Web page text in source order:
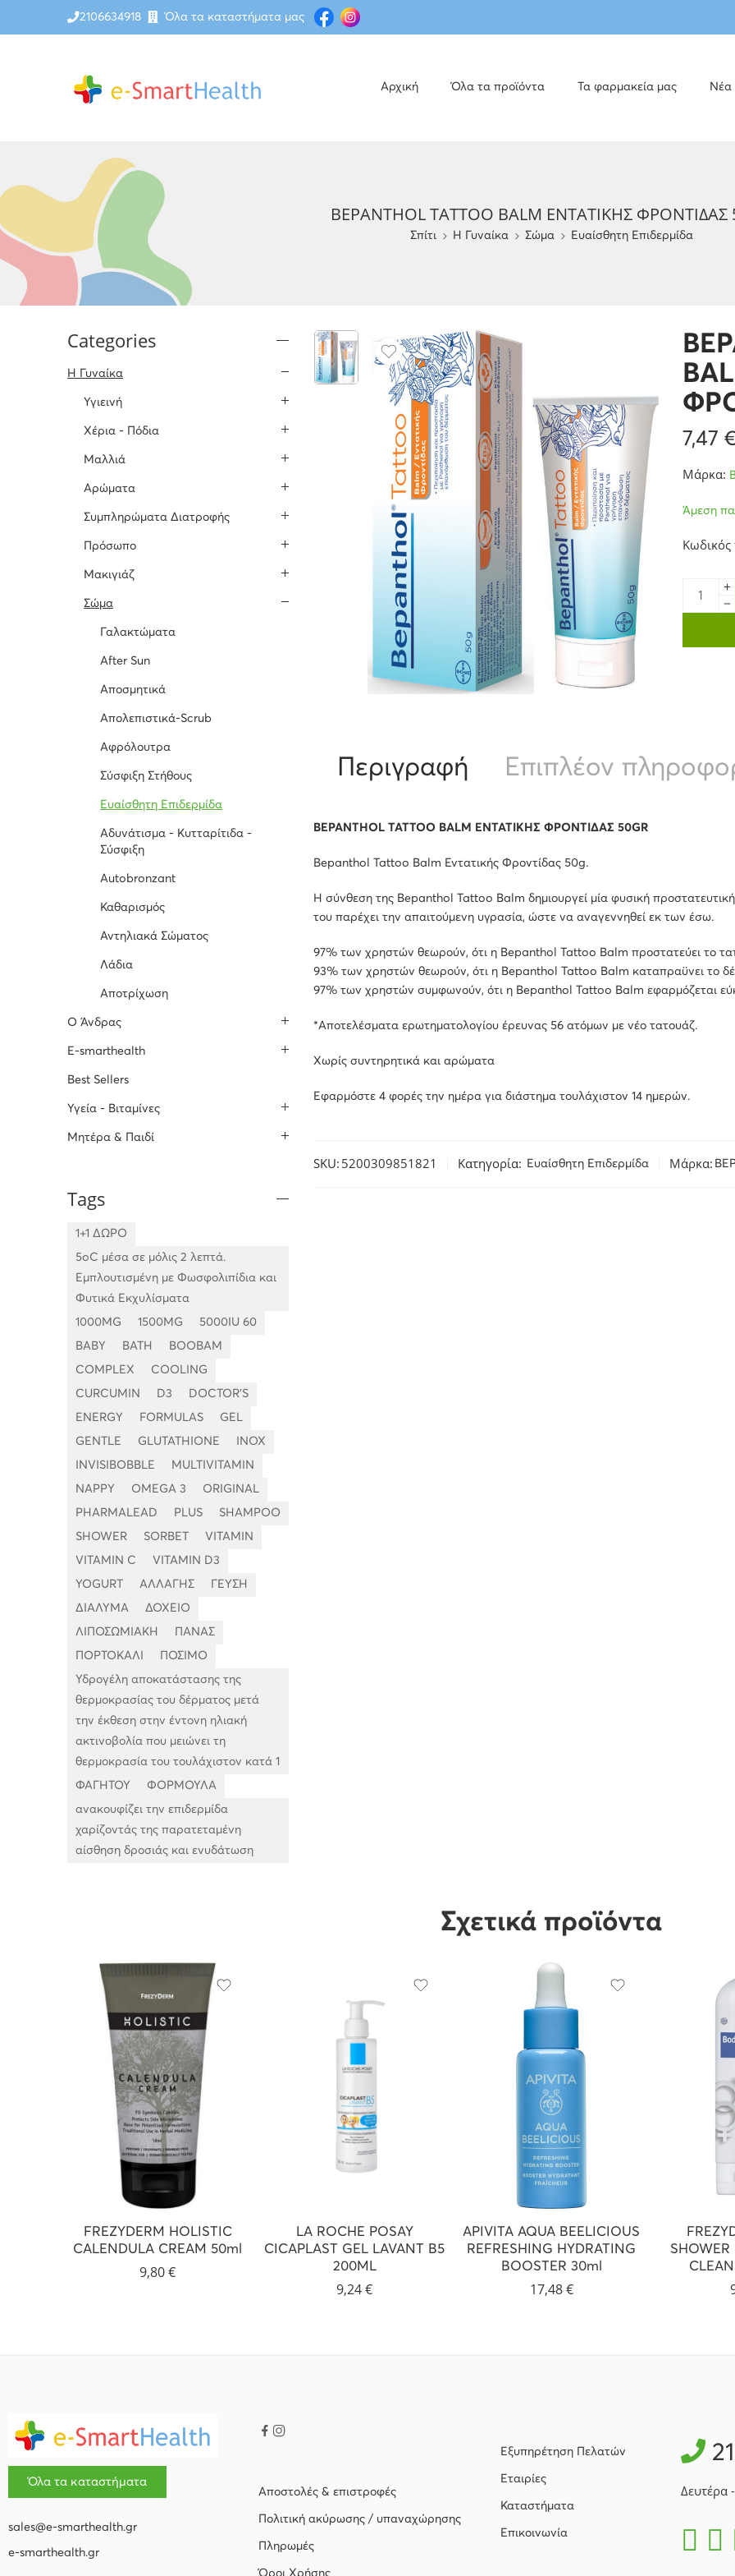
2106634918 Όλα τα καταστήματα μας
Αρχική Όλα τα προϊόντα Τα φαρμακεία μας Νέα
BEPANTHOL TATTOO BALM ΕΝΤΑΤΙΚΗΣ ΦΡΟΝΤΙΔΑΣ
Σπίτι H Γυναίκα Σώμα Ευαίσθητη Επιδερμίδα
7,47
Μάρκα:
Άμεση
Περιγραφή Επιπλέον
BEPANTHOL TATTOO BALM ΕΝΤΑΤΙΚΗΣ ΦΡΟΝΤΙΔΑΣ 50GR
Bepanthol Tattoo Balm Εντατικής Φροντίδας 50g.
Η σύνθεση της Bepanthol Tattoo Balm δημιουργεί μία φυσική
του παρέχει την απαιτούμενη υγρασία, ώστε να αναγεννηθεί εκ των έσω.
97% των χρηστών θεωρούν, ότι η Bepanthol Tattoo Balm προστατεύει το
93% των χρηστών θεωρούν, ότι η Bepanthol Tattoo Balm καταπραϋνει το
97% των χρηστών συμφωνούν, ότι η Bepanthol Tattoo Balm εφαρμόζεται
*Αποτελέσματα ερωτηματολογίου έρευνας 56 ατόμων με νέο τατουάζ.
Χωρίς συντηρητικά και αρώματα
Εφαρμόστε 4 φορές την ημέρα για διάστημα τουλάχιστον 14 ημερών.
SKU: 5200309851821 Κατηγορία: Ευαίσθητη Επιδερμίδα Μάρκα:
Categories
H Γυναίκα
Υγιεινή
Χέρια - Πόδια
Μαλλιά
Αρώματα
Συμπληρώματα Διατροφής
Πρόσωπο
Μακιγιάζ
Σώμα
Γαλακτώματα
After Sun
Αποσμητικά
Απολεπιστικά-Scrub
Αφρόλουτρα
Σύσφιξη Στήθους
Ευαίσθητη Επιδερμίδα
Αδυνάτισμα - Κυτταρίτιδα -
Σύσφιξη
Autobronzant
Καθαρισμός
Αντηλιακά Σώματος
Λάδια
Αποτρίχωση
O Άνδρας
E-smarthealth
Best Sellers
Υγεία - Βιταμίνες
Μητέρα & Παιδί
Tags
1+1 ΔΩΡΟ
5oC μέσα σε μόλις 2 λεπτά.
Εμπλουτισμένη με Φωσφολιπίδια και
Φυτικά Εκχυλίσματα
1000MG 1500MG 5000IU 60
BABY BATH BOOBAM
COMPLEX COOLING
CURCUMIN D3 DOCTOR'S
ENERGY FORMULAS GEL
GENTLE GLUTATHIONE INOX
INVISIBOBBLE MULTIVITAMIN
NAPPY OMEGA 3 ORIGINAL
PHARMALEAD PLUS SHAMPOO
SHOWER SORBET VITAMIN
VITAMIN C VITAMIN D3
YOGURT ΑΛΛΑΓΗΣ ΓΕΥΣΗ
ΔΙΑΛΥΜΑ ΔΟΧΕΙΟ
ΛΙΠΟΣΩΜΙΑΚΗ ΠΑΝΑΣ
ΠΟΡΤΟΚΑΛΙ ΠΟΣΙΜΟ
Υδρογέλη αποκατάστασης της
θερμοκρασίας του δέρματος μετά
την έκθεση στην έντονη ηλιακή
ακτινοβολία που μειώνει τη
θερμοκρασία του τουλάχιστον κατά 1
ΦΑΓΗΤΟΥ ΦΟΡΜΟΥΛΑ
ανακουφίζει την επιδερμίδα
χαρίζοντάς της παρατεταμένη
αίσθηση δροσιάς και ενυδάτωση
Σχετικά προϊόντα
FREZYDERM HOLISTIC
CALENDULA CREAM 50ml
9,80€
LA ROCHE POSAY
CICAPLAST GEL LAVANT B5
200ML
9,24€
APIVITA AQUA BEELICIOUS
REFRESHING HYDRATING
BOOSTER 30ml
17,48€
SHOWER
Όλα τα καταστήματα
sales@e-smarthealth.gr
e-smarthealth.gr
Αποστολές & επιστροφές
Πολιτική ακύρωσης / υπαναχώρησης
Πληρωμές
Εξυπηρέτηση Πελατών
Εταιρίες
Καταστήματα
Επικοινωνία
Δευτέρα